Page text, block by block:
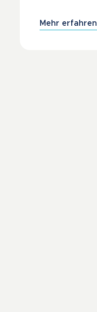
Mehr erfahren